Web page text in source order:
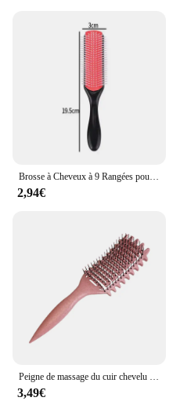
Brosse à Cheveux à 9 Rangées pour Énergie du Cuir oral elu, Peigne Droit et Bouclé, Outils de Coiffure
2,94€
3,49€